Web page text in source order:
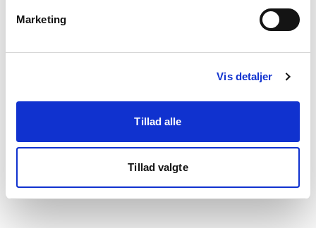
Marketing
Vis detaljer
Tillad alle
Tillad valgte